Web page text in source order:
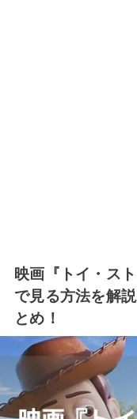
映画『トイ・ス
で見る方法を解
とめ！